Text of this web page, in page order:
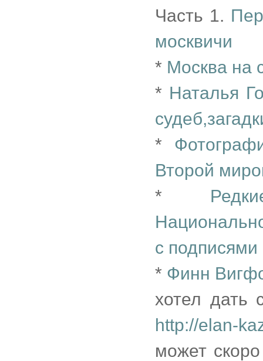
Часть 1.
москвичи
* Москва на
* Наталья
*
Второй
*
с подписями
* Финн
хотел дать
http://elan-
может